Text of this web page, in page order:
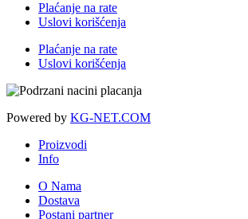
Plaćanje na rate
Uslovi korišćenja
Plaćanje na rate
Uslovi korišćenja
Powered by KG-NET.COM
Proizvodi
Info
O Nama
Dostava
Postani partner